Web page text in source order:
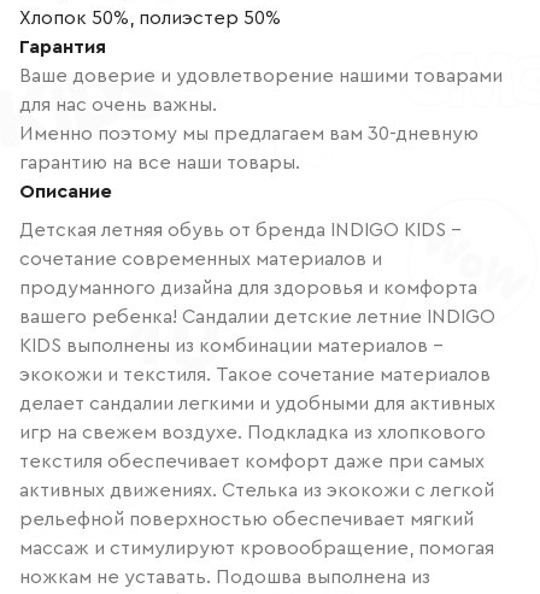
Хлопок 50%, полиэстер 50%
Гарантия
Ваше доверие и удовлетворение нашими товарами
для нас очень важны.
Именно поэтому мы предлагаем вам 30-дневную
гарантию на все наши товары.
Описание
Детская летняя обувь от бренда INDIGO KIDS –
сочетание современных материалов и
продуманного дизайна для здоровья и комфорта
вашего ребенка! Сандалии детские летние INDIGO
KIDS выполнены из комбинации материалов -
экокожи и текстиля. Такое сочетание материалов
делает сандалии легкими и удобными для активных
игр на свежем воздухе. Подкладка из хлопкового
текстиля обеспечивает комфорт даже при самых
активных движениях. Стелька из экокожи с легкой
рельефной поверхностью обеспечивает мягкий
массаж и стимулируют кровообращение, помогая
ножкам не уставать. Подошва выполнена из